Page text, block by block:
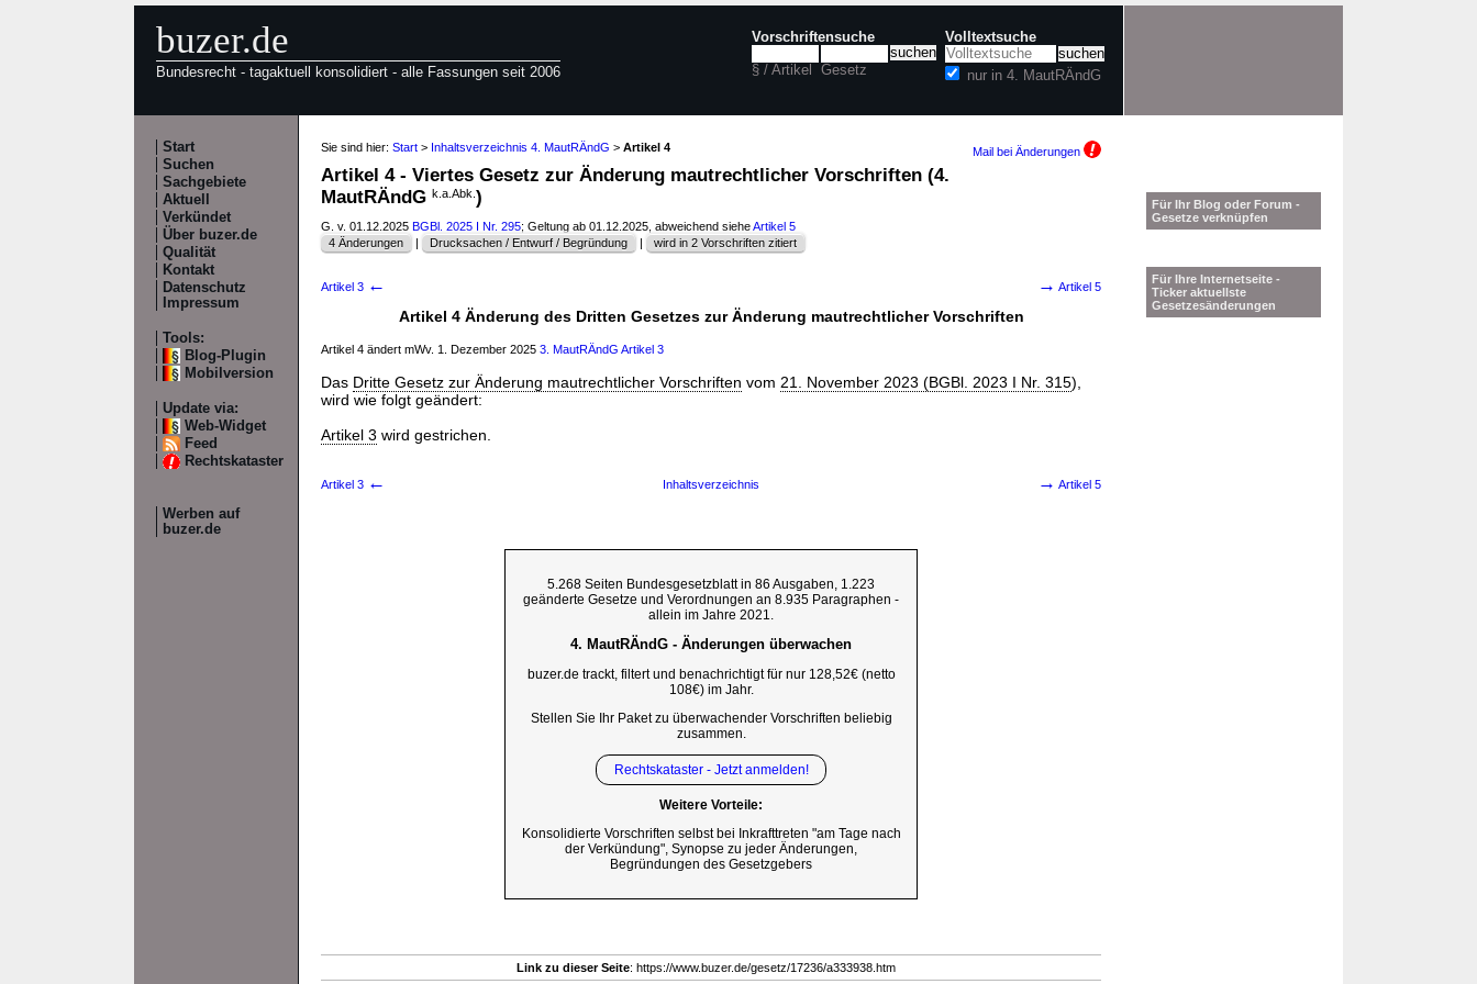
buzer.de
Bundesrecht - tagaktuell konsolidiert - alle Fassungen seit 2006
Vorschriftensuche
§ / Artikel Gesetz
Volltextsuche
nur in 4. MautRÄndG
Start
Suchen
Sachgebiete
Aktuell
Verkündet
Über buzer.de
Qualität
Kontakt
Datenschutz
Impressum
Tools:
Blog-Plugin
Mobilversion
Update via:
Web-Widget
Feed
Rechtskataster
Werben auf
buzer.de
Sie sind hier: Start > Inhaltsverzeichnis 4. MautRÄndG > Artikel 4 Mail bei Änderungen
Artikel 4 - Viertes Gesetz zur Änderung mautrechtlicher Vorschriften (4.
MautRÄndG k.a.Abk. )
G. v. 01.12.2025 BGBl. 2025 I Nr. 295; Geltung ab 01.12.2025, abweichend sieheArtikel 5
4 Änderungen
| Drucksachen / Entwurf / Begründung | wird in 2 Vorschriften zitiert
Artikel 3 ← → Artikel 5
Artikel 4 Änderung des Dritten Gesetzes zur Änderung mautrechtlicher Vorschriften
Artikel 4 ändert mWv. 1. Dezember 2025 3. MautRÄndG Artikel 3
Das Dritte Gesetz zur Änderung mautrechtlicher Vorschriften vom 21. November 2023 (BGBl. 2023 I Nr. 315),
wird wie folgt geändert:
Artikel 3 wird gestrichen.
Artikel 3 ← Inhaltsverzeichnis → Artikel 5
5.268 Seiten Bundesgesetzblatt in 86 Ausgaben, 1.223
geänderte Gesetze und Verordnungen an 8.935 Paragraphen -
allein im Jahre 2021.
4. MautRÄndG - Änderungen überwachen
buzer.de trackt, filtert und benachrichtigt für nur 128,52€ (netto
108€) im Jahr.
Stellen Sie Ihr Paket zu überwachender Vorschriften beliebig
zusammen.
Rechtskataster - Jetzt anmelden!
Weitere Vorteile:
Konsolidierte Vorschriften selbst bei Inkrafttreten "am Tage nach
der Verkündung", Synopse zu jeder Änderungen,
Begründungen des Gesetzgebers
Link zu dieser Seite: https://www.buzer.de/gesetz/17236/a333938.htm
Für Ihr Blog oder Forum -
Gesetze verknüpfen
Für Ihre Internetseite -
Ticker aktuellste
Gesetzesänderungen